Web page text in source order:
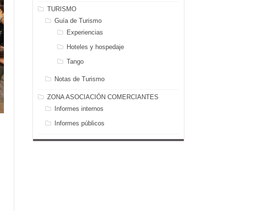
TURISMO
Guía de Turismo
Experiencias
Hoteles y hospedaje
Tango
Notas de Turismo
ZONA ASOCIACIÓN COMERCIANTES
Informes internos
Informes públicos